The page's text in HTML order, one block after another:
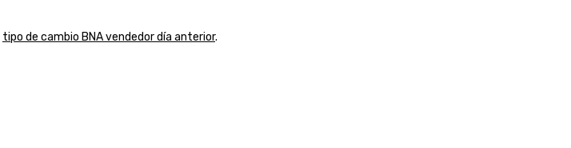
tipo de cambio BNA vendedor día anterior.